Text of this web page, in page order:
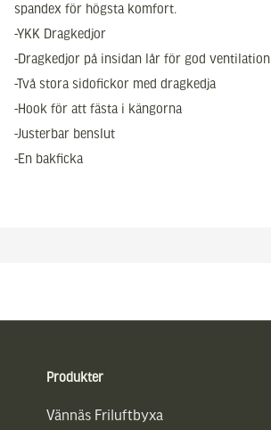
spandex för högsta komfort.
-YKK Dragkedjor
-Dragkedjor på insidan lår för god ventilation
-Två stora sidofickor med dragkedja
-Hook för att fästa i kängorna
-Justerbar benslut
-En bakficka
Produkter
Vännäs Friluftbyxa